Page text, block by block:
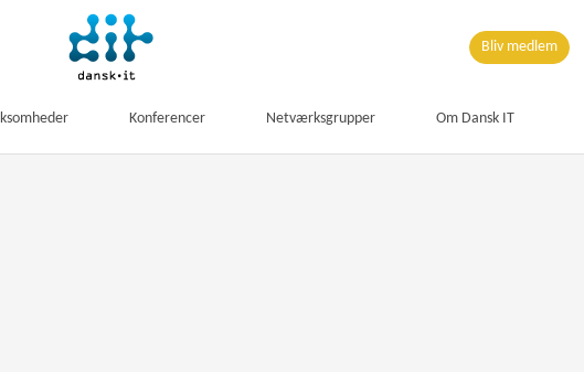
Bliv medlem
Konferencer Netværksgrupper Om Dansk IT